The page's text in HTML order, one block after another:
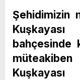
Şehidimizin
bahçesinde
Kuşkayası